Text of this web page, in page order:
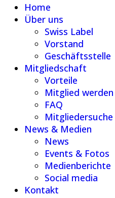
Home
Über uns
Swiss Label
Vorstand
Geschäftsstelle
Mitgliedschaft
Vorteile
Mitglied werden
FAQ
Mitgliedersuche
News & Medien
News
Events & Fotos
Medienberichte
Social media
Kontakt